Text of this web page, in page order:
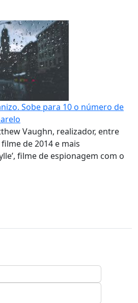
Sobe para 10 o número de
Vaughn, realizador, entre
de 2014 e mais
filme de espionagem com o